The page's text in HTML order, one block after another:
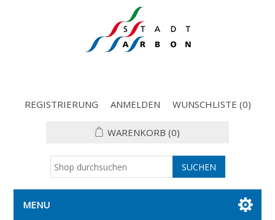
REGISTRIERUNG ANMELDEN WUNSCHLISTE (0)
WARENKORB (0)
MENU